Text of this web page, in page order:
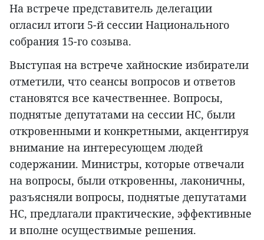
На встрече представитель делегации
огласил итоги 5-й сессии Национального
собрания 15-го созыва.
Выступая на встрече хайноские избиратели
отметили, что сеансы вопросов и ответов
становятся все качественнее. Вопросы,
поднятые депутатами на сессии НС, были
откровенными и конкретными, акцентируя
внимание на интересующем людей
содержании. Министры, которые отвечали
на вопросы, были откровенны, лаконичны,
разъясняли вопросы, поднятые депутатами
НС, предлагали практические, эффективные
и вполне осуществимые решения.